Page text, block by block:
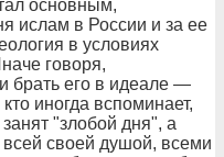
основным,
ислам в России и за ее
в условиях
говоря,
брать его в идеале —
иногда вспоминает,
"злобой дня", а
своей душой, всеми